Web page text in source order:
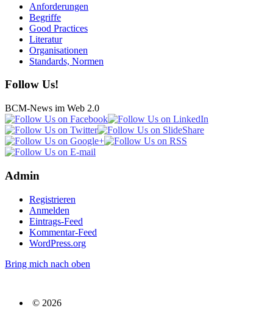
Anforderungen
Begriffe
Good Practices
Literatur
Organisationen
Standards, Normen
Follow Us!
BCM-News im Web 2.0
Admin
Registrieren
Anmelden
Eintrags-Feed
Kommentar-Feed
WordPress.org
Bring mich nach oben
© 2026